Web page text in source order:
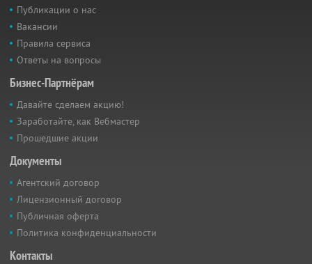
Публикации о нас
Вакансии
Правила сервиса
Ответы на вопросы
Бизнес-Партнёрам
Давайте сделаем акцию!
Заработайте, как Вебмастер
Прошедшие акции
Документы
Агентский договор
Лицензионный договор
Публичная оферта
Политика конфиденциальности
Контакты